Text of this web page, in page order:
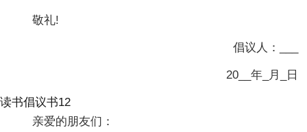
敬礼!
倡议人：___
20__年_月_日
读书倡议书12
亲爱的朋友们：